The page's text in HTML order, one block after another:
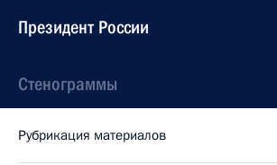
Президент России
Стенограммы
Рубрикация материалов